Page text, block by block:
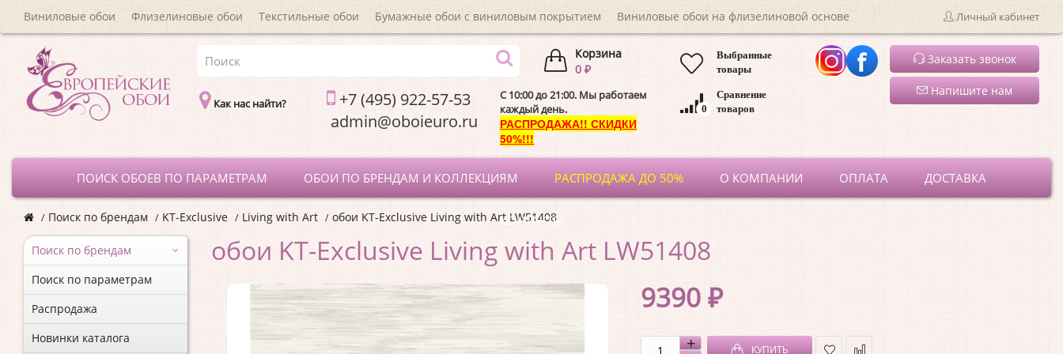
Виниловые обои Флизелиновые обои Текстильные обои Бумажные обои с виниловым покрытием Виниловые обои на флизелиновой основе Личный кабинет
Корзина
0 ₽
Как нас найти?
+7 (495) 922-57-53
admin@oboieuro.ru
C 10:00 до 21:00. Мы работаем
каждый день.
РАСПРОДАЖА!! СКИДКИ
50%!!!
Выбранные
товары
Сравнение
товаров
0
Заказать звонок
Напишите нам
ПОИСК ОБОЕВ ПО ПАРАМЕТРАМ ОБОИ ПО БРЕНДАМ И КОЛЛЕКЦИЯМ РАСПРОДАЖА ДО 50% О КОМПАНИИ ОПЛАТА ДОСТАВКА
КОНТАКТЫ
Поиск по брендам KT-Exclusive Living with Art обои KT-Exclusive Living with Art LW51408
Поиск по брендам
Поиск по параметрам
Распродажа
Новинки каталога
обои KT-Exclusive Living with Art LW51408
9390 ₽
КУПИТЬ